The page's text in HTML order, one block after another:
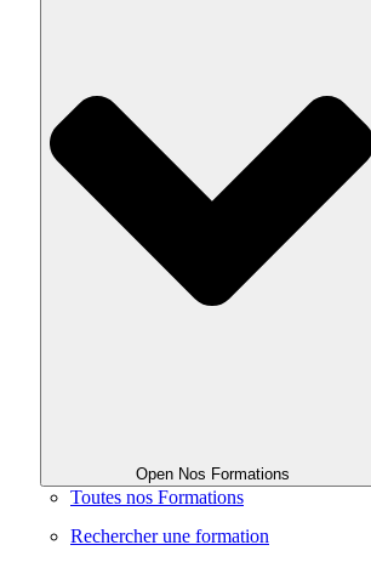
Open Nos Formations
Toutes nos Formations
Rechercher une formation